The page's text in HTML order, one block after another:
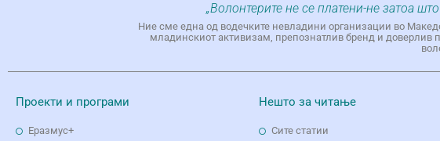
„Волонтерите не се платени-не затоа
Ние сме една од водечките невладини организации во
младинскиот активизам, препознатлив бренд и доверлив
Проекти и програми
Еразмус+
Нешто за читање
Сите статии